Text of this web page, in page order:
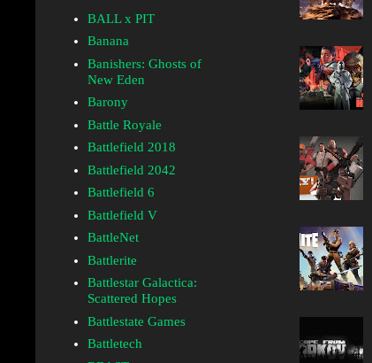
BALL x PIT
Banana
Banishers: Ghosts of
New Eden
Barony
Battle Royale
Battlefield 2018
Battlefield 2042
Battlefield 6
Battlefield V
BattleNet
Battlerite
Battlestar Galactica:
Scattered Hopes
Battlestate Games
Battletech